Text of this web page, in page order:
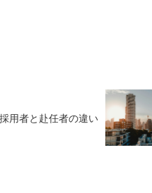
用者と赴任者の違い